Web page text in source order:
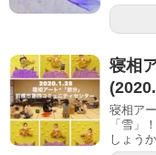
寝相
寝相ア
「雪」
しょう